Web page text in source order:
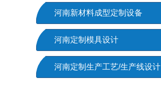
河南新材料成型定制设备
河南定制模具设计
河南定制生产工艺/生产线设计